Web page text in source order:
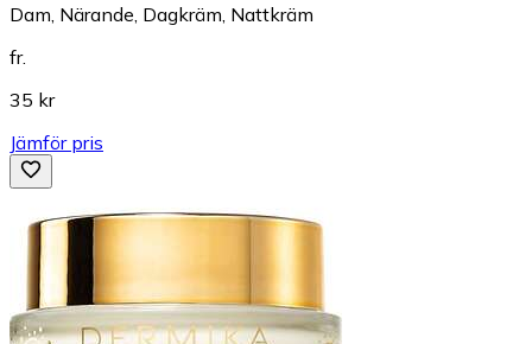
Dam, Närande, Dagkräm, Nattkräm
fr.
35 kr
Jämför pris